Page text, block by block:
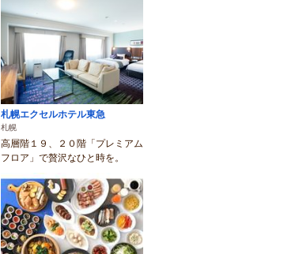
札幌エクセルホテル東急
札幌
高層階１９、２０階「プレミアム
フロア」で贅沢なひと時を。